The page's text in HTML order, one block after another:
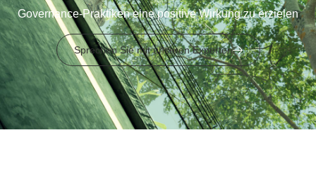
Governance-Praktiken eine positive Wirkung zu erzielen
Sprechen Sie mit unseren Experten